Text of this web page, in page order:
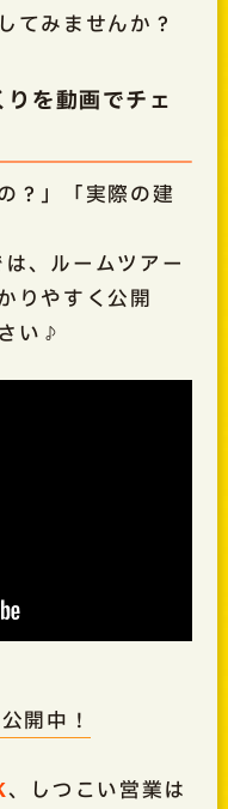
してみませんか？
を動画でチェ
？」「実際の建
、ルームツアー
りやすく公開
い♪
開中！
、しつこい営業は